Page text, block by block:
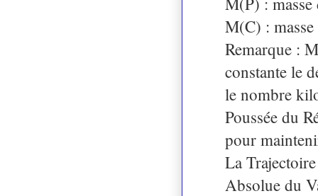
M(C) :
Remarque :
constante le
le nombre
Poussée du
pour
La
Absolue du